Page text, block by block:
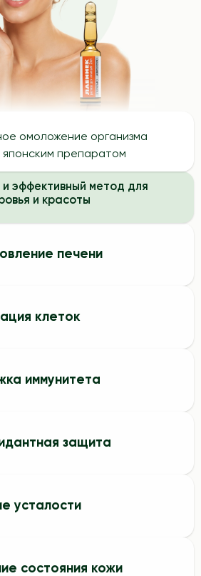
печени
клеток
иммунитета
защита
усталости
состояния кожи
эффективный метод для
и красоты
омоложение организма
японским препаратом